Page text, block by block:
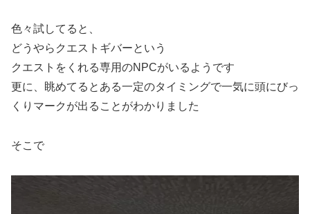
色々試してると、
どうやらクエストギバーという
クエストをくれる専用のNPCがいるようです
更に、眺めてるとある一定のタイミングで一気に頭にびっ
くりマークが出ることがわかりました
そこで